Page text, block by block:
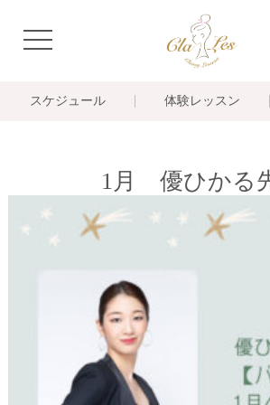
navigation
スケジュール 体験レッスン
1月 優ひかる